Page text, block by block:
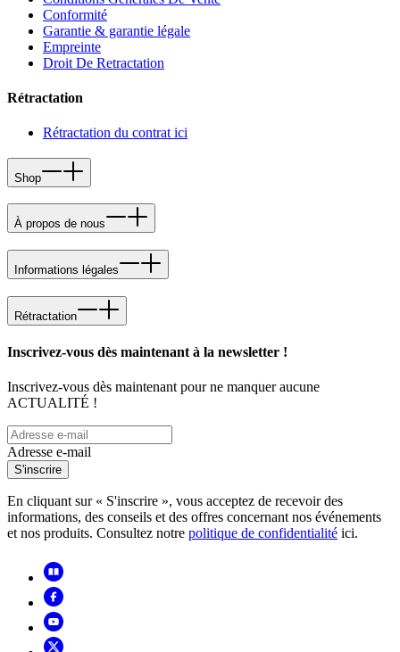
Conformité
Garantie & garantie légale
Empreinte
Droit De Retractation
Rétractation
Rétractation du contrat ici
Shop
À propos de nous
Informations légales
Rétractation
Inscrivez-vous dès maintenant à la newsletter !
Inscrivez-vous dès maintenant pour ne manquer aucune
ACTUALITÉ !
Adresse e-mail
S'inscrire
En cliquant sur « S'inscrire », vous acceptez de recevoir des
informations, des conseils et des offres concernant nos événements
et nos produits. Consultez notre politique de confidentialité ici.